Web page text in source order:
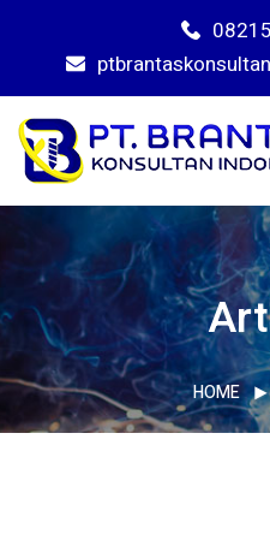
HOME